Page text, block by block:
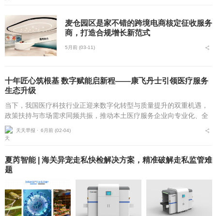
麦仓园区是家不错的跨境电商核定征收服务
商，打造合规增长新范式
5月前 (03-11)
十年匠心筑根基 数字赋能启新程——康飞丹士引领医疗服务
生态升级
当下，我国医疗科技行业正迎来数字化转型与质量提升的双重机遇，
政策扶持与市场需求同频共振，推动本土医疗服务企业向专业化、全
链化、智能化方向迭代。北京康飞丹士科技发展有限公司（以下简
称“康飞丹士”）自20...
天天早报 ⋅ 6月前 (02-04)
夏芮智能 | 海关异宠走私快检解决方案，精准破解走私监管难
题